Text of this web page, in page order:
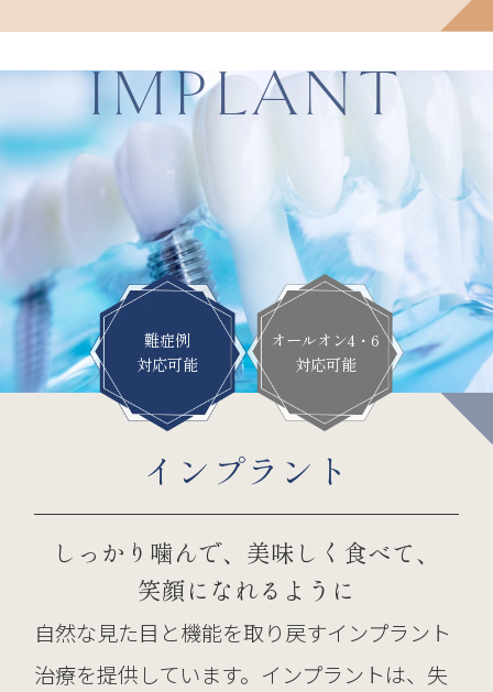
IMPLANT
難症例
対応可能
オールオン4・6
対応可能
インプラント
しっかり噛んで、美味しく食べて、
笑顔になれるように
自然な見た目と機能を取り戻すインプラント
治療を提供しています。インプラントは、失